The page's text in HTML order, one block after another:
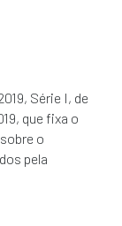
Série I, de
que fixa o
o
pela